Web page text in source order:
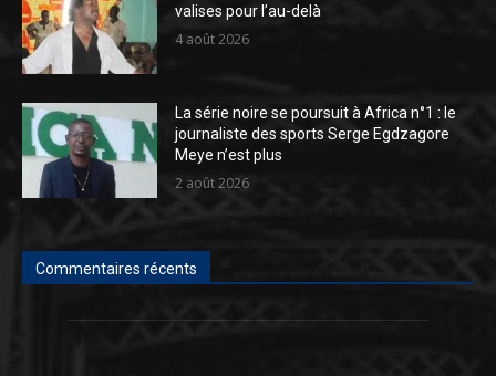
valises pour l’au-delà
4 août 2026
La série noire se poursuit à Africa n°1 : le
journaliste des sports Serge Egdzagore
Meye n’est plus
2 août 2026
Commentaires récents